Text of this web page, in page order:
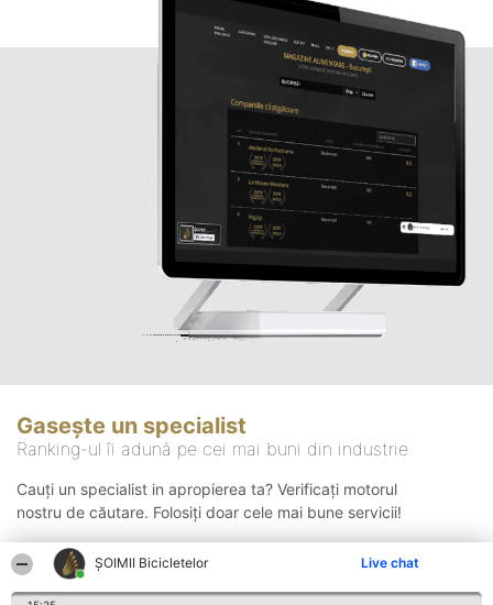
ȘOIMII Bicicletelor Live chat
Gasește un specialist
Ranking-ul îi adună pe cei mai buni din industrie
Cauți un specialist in apropierea ta? Verificați motorul
nostru de căutare. Folosiți doar cele mai bune servicii!